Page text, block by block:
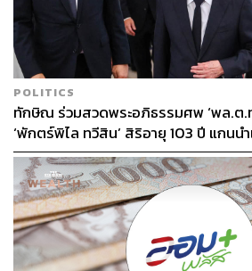
POLITICS
ทักษิณ ร่วมสวดพระอภิธรรมศพ ‘พล.ต.
‘พักตร์พิไล ทวีสิน’ สิริอายุ 103 ปี แกนน
หลากวงการร่วมอาลัย